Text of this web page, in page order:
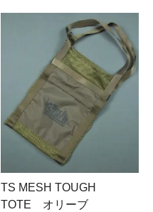
TS MESH TOUGH
TOTE オリーブ